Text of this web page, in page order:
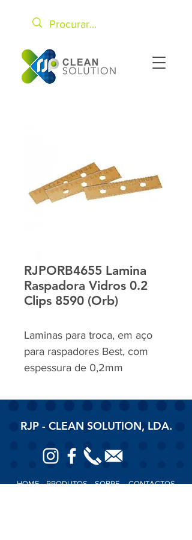
RJPORB4655 Lamina
Raspadora Vidros 0.2
Clips 8590 (Orb)
Laminas para troca, em aço
para raspadores Best, com
espessura de 0,2mm
RJP - CLEAN SOLUTION, LDA.
HOMEPRODUTOSSOBRE CONTACTOS